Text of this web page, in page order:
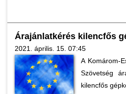
Árajánlatkérés kilencfős
2021. április. 15. 07:45
A Komárom-
Szövetség
kilencfős